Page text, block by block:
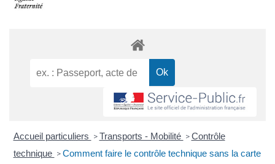
Accueil particuliers > Transports - Mobilité > Contrôle
technique > Comment faire le contrôle technique sans la carte